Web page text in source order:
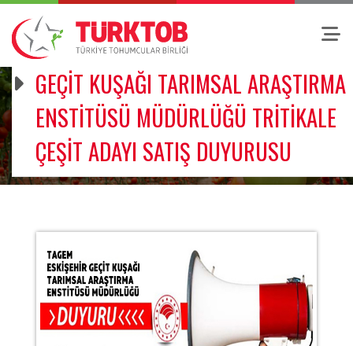
GEÇİT KUŞAĞI TARIMSAL ARAŞTIRMA
ENSTİTÜSÜ MÜDÜRLÜĞÜ TRİTİKALE
ÇEŞİT ADAYI SATIŞ DUYURUSU